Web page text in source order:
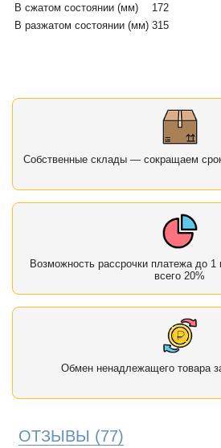
В сжатом состоянии (мм)
172
В разжатом состоянии (мм) 315
Собственные склады — сокращаем
Возможность рассрочки платежа до
всего 20%
Обмен ненадлежащего товара
ОТЗЫВЫ (77)